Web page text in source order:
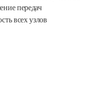
передач
всех узлов